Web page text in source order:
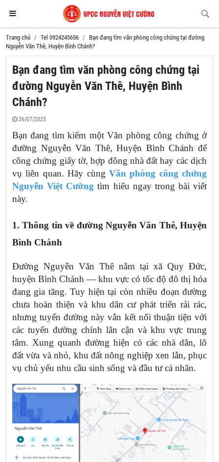
Trang chủ Tel 0924245656
Bạn đang tìm văn phòng công chứng tại đường
Nguyễn Văn Thê, Huyện Bình Chánh?
Bạn đang tìm văn phòng công chứng tại
đường Nguyễn Văn Thê, Huyện Bình
Chánh?
26/07/2025
Bạn đang tìm kiếm một Văn phòng công chứng ở
đường Nguyễn Văn Thê, Huyện Bình Chánh để
công chứng giấy tờ, hợp đồng nhà đất hay các dịch
vụ liên quan. Hãy cùng Văn phòng công chứng
Nguyễn Việt Cường tìm hiểu ngay trong bài viết
này.
1. Thông tin về đường Nguyễn Văn Thê, Huyện
Bình Chánh
Đường Nguyễn Văn Thê nằm tại xã Quy Đức,
huyện Bình Chánh — khu vực có tốc độ đô thị hóa
đang gia tăng. Tuy hiện tại còn nhiều đoạn đường
chưa hoàn thiện và khu dân cư phát triển rải rác,
nhưng tuyến đường này vẫn kết nối thuận tiện với
các tuyến đường chính lân cận và khu vực trung
tâm. Xung quanh đường hiện có các nhà dân, lô
đất vừa và nhỏ, khu đất nông nghiệp xen lẫn, phục
vụ chủ yếu nhu cầu sinh sống và đầu tư cá nhân.